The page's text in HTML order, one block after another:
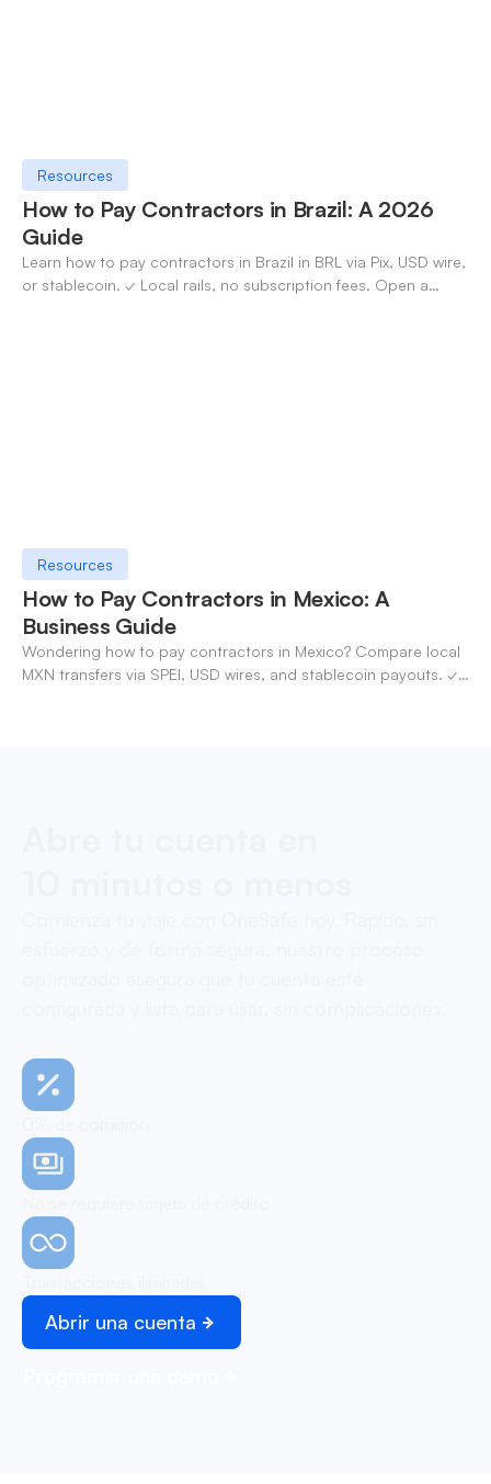
Resources
How to Pay Contractors in Brazil: A 2026
Guide
Learn how to pay contractors in Brazil in BRL via Pix, USD wire,
or stablecoin. ✓ Local rails, no subscription fees. Open a
Resources
How to Pay Contractors in Mexico: A
Business Guide
Wondering how to pay contractors in Mexico? Compare local
MXN transfers via SPEI, USD wires, and stablecoin payouts. ✓
Abrir una cuenta